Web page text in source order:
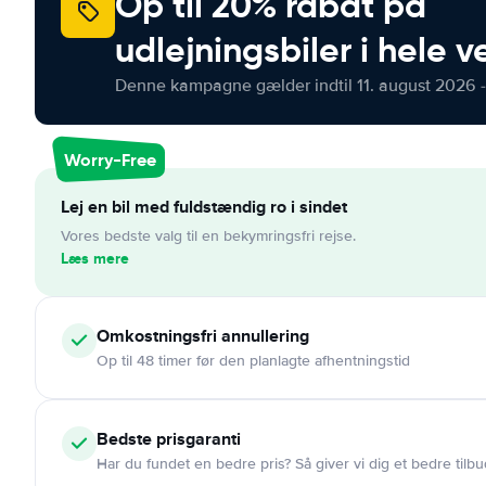
udlejningsbiler i hele
Denne kampagne gælder indtil 11. august 2026
Worry-Free
Lej en bil med fuldstændig ro i sindet
Vores bedste valg til en bekymringsfri rejse.
Læs mere
Omkostningsfri annullering
Op til 48 timer før den planlagte afhentningstid
Bedste prisgaranti
Har du fundet en bedre pris? Så giver vi dig et bedre